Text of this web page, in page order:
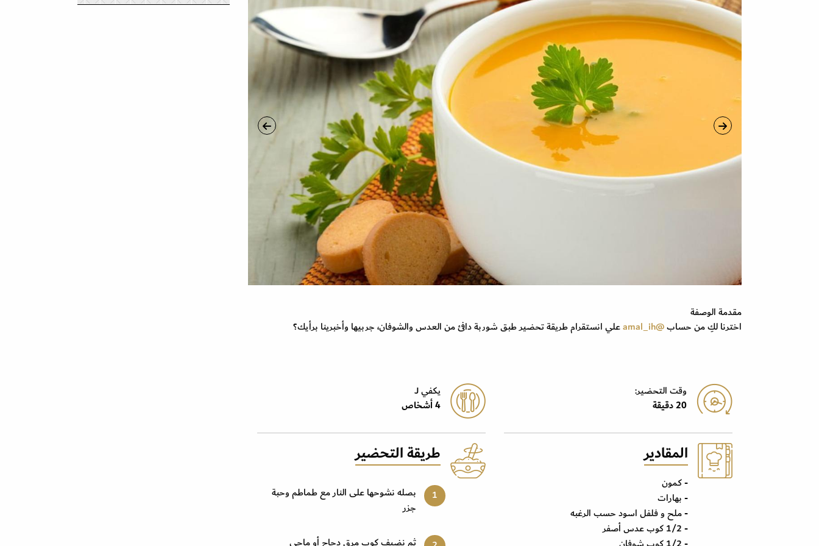
مقدمة الوصفة
اخترنا لكِ من حساب@amal_ih علي انستقرام طريقة تحضير طبق شوربة دافئ من العدس والشوفان، جربيها وأخبرينا برأيك؟
وقت التحضير:
20 دقيقة
المقادير
- كمون
- بهارات
- ملح و فلفل اسود حسب الرغبه
- 1/2 كوب عدس أصفر
يكفي J
4 أشخاص
طريقة التحضير
بصله نشوحها على النار مع طماطم وحبة
جزر
ثم نضيف كوب مرق دجاج أو ماجي